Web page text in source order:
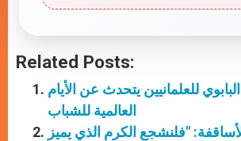
Related Posts:
للعلمانيين يتحدث عن الأيام
العالمية للشباب
الأساقفة: "فلنشجع الكرم الذي يميز